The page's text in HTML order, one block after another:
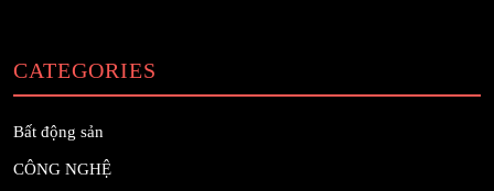
CATEGORIES
Bất động sản
CÔNG NGHỆ